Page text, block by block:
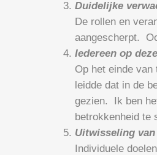
Duidelijke
De rollen en
aangescherpt.
Iedereen op
Op het einde
leidde dat in de
gezien. Ik ben
betrokkenheid te
Uitwisseling
Individuele